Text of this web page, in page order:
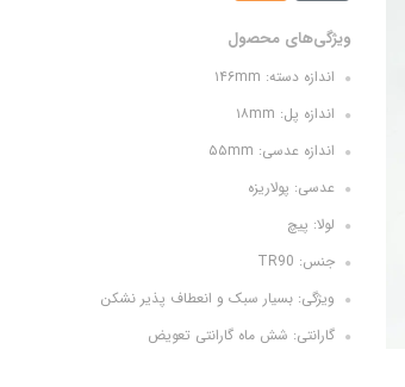
ویژگی‌های محصول
اندازه دسته: ۱۴۶mm
اندازه پل: ۱۸mm
اندازه عدسی: ۵۵mm
عدسی: پولاریزه
لولا: پیچ
جنس: TR90
ویژگی: بسیار سبک و انعطاف پذیر نشکن
گارانتی: شش ماه گارانتی تعویض